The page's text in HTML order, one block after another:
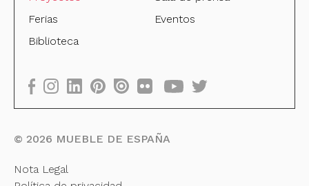
Ferias
Eventos
Biblioteca
© 2026 MUEBLE DE ESPAÑA
Nota Legal